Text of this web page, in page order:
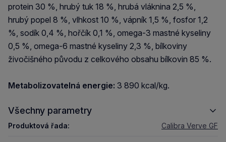
protein 30 %, hrubý tuk 18 %, hrubá vláknina 2,5 %,
hrubý popel 8 %, vlhkost 10 %, vápník 1,5 %, fosfor 1,2
%, sodík 0,4 %, hořčík 0,1 %, omega-3 mastné kyseliny
0,5 %, omega-6 mastné kyseliny 2,3 %, bílkoviny
živočišného původu z celkového obsahu bílkovin 85 %.
Metabolizovatelná energie: 3 890 kcal/kg.
Všechny parametry
Produktová řada: Calibra Verve GF